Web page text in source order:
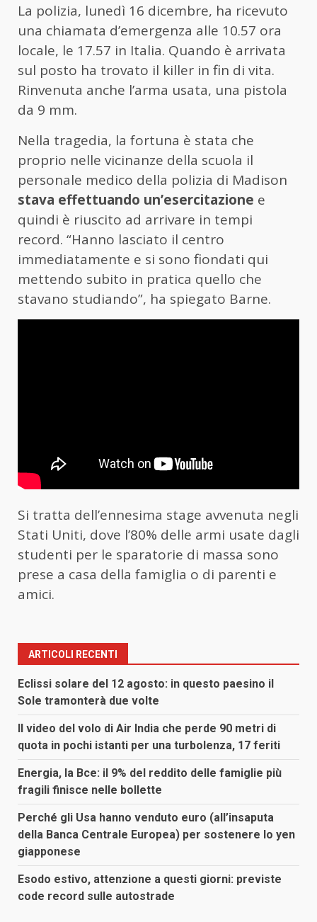
La polizia, lunedì 16 dicembre, ha ricevuto
una chiamata d’emergenza alle 10.57 ora
locale, le 17.57 in Italia. Quando è arrivata
sul posto ha trovato il killer in fin di vita.
Rinvenuta anche l’arma usata, una pistola
da 9 mm.
Nella tragedia, la fortuna è stata che
proprio nelle vicinanze della scuola il
personale medico della polizia di Madison
stava effettuando un’esercitazione e
quindi è riuscito ad arrivare in tempi
record. “Hanno lasciato il centro
immediatamente e si sono fiondati qui
mettendo subito in pratica quello che
stavano studiando”, ha spiegato Barne.
Si tratta dell’ennesima stage avvenuta negli
Stati Uniti, dove l’80% delle armi usate dagli
studenti per le sparatorie di massa sono
prese a casa della famiglia o di parenti e
amici.
ARTICOLI RECENTI
Eclissi solare del 12 agosto: in questo paesino il
Sole tramonterà due volte
Il video del volo di Air India che perde 90 metri di
quota in pochi istanti per una turbolenza, 17 feriti
Energia, la Bce: il 9% del reddito delle famiglie più
fragili finisce nelle bollette
Perché gli Usa hanno venduto euro (all’insaputa
della Banca Centrale Europea) per sostenere lo yen
giapponese
Esodo estivo, attenzione a questi giorni: previste
code record sulle autostrade